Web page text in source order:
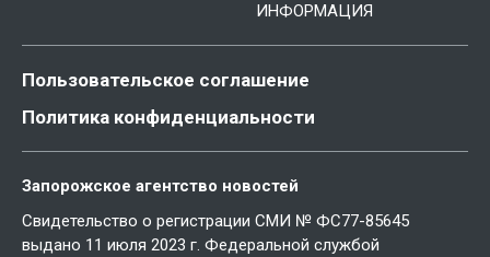
ИНФОРМАЦИЯ
Пользовательское соглашение
Политика конфиденциальности
Запорожское агентство новостей
Свидетельство о регистрации СМИ № ФС77-85645
выдано 11 июля 2023 г. Федеральной службой